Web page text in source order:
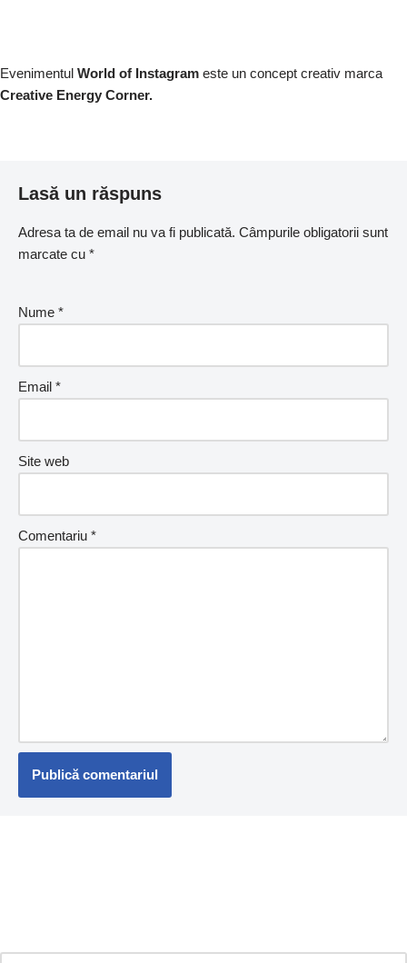
Evenimentul World of Instagram este un concept creativ marca
Creative Energy Corner.
Lasă un răspuns
Adresa ta de email nu va fi publicată. Câmpurile obligatorii sunt
marcate cu *
Nume *
Email *
Site web
Comentariu *